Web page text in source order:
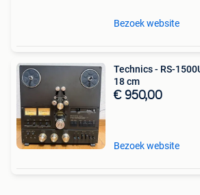
Bezoek website
Technics - RS-
18 cm
€ 950,00
Bezoek website